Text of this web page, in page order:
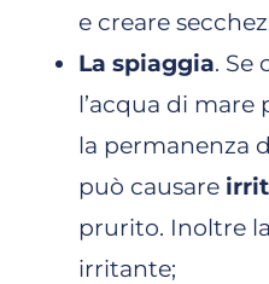
e creare
La spiaggia. Se
l’acqua di mare
la permanenza
può causare
prurito. Inoltre la
irritante;